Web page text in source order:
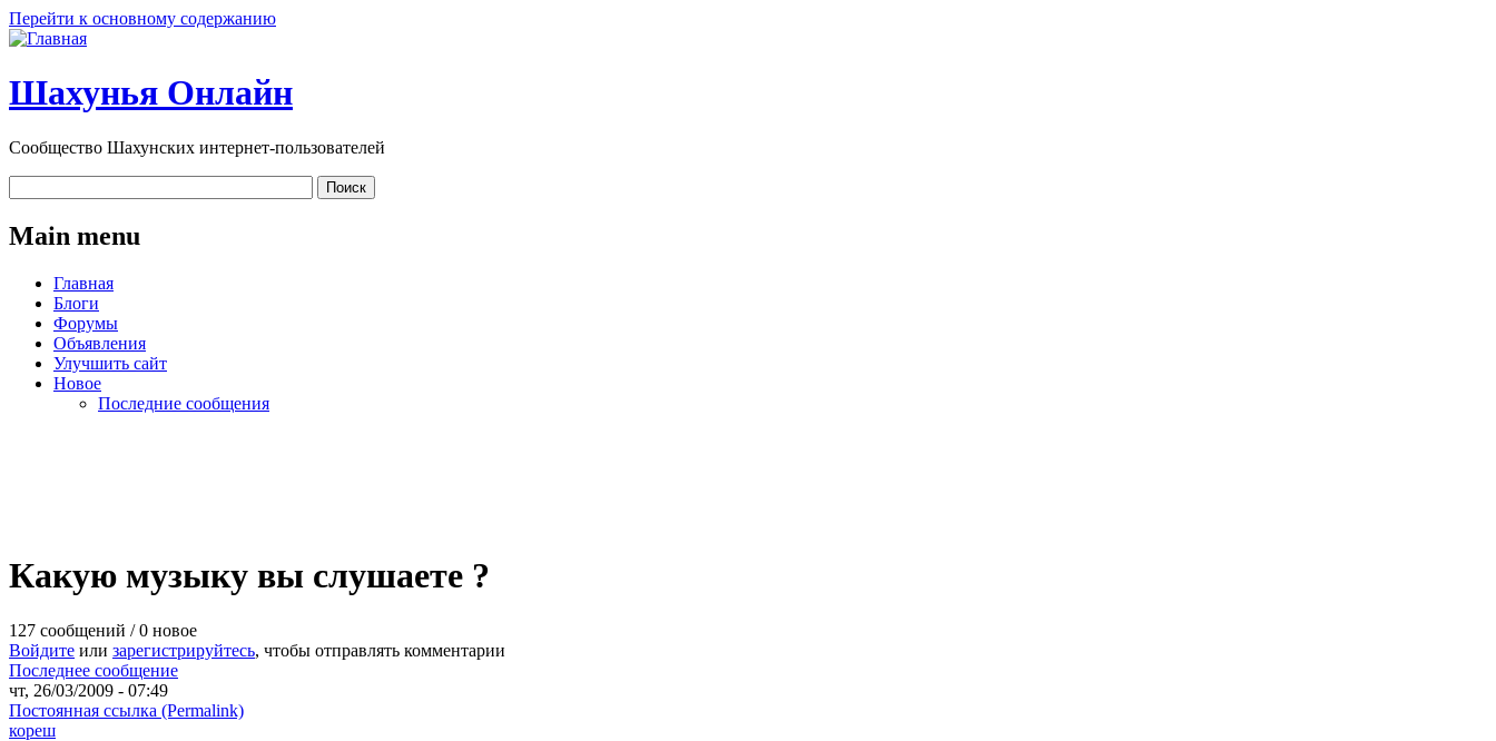
Перейти к основному содержанию
Шахунья Онлайн
Сообщество Шахунских интернет-пользователей
Main menu
Главная
Блоги
Форумы
Объявления
Улучшить сайт
Новое
Последние сообщения
Какую музыку вы слушаете ?
127 сообщений / 0 новое
Войдите или зарегистрируйтесь, чтобы отправлять комментарии
Последнее сообщение
чт, 26/03/2009 - 07:49
Постоянная ссылка (Permalink)
кореш